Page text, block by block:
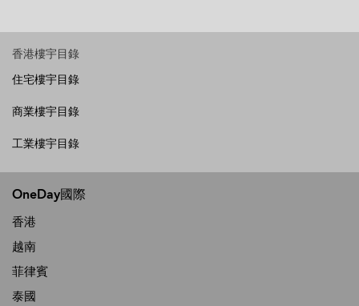
香港樓宇目錄
住宅樓宇目錄
商業樓宇目錄
工業樓宇目錄
OneDay國際
香港
越南
菲律賓
泰國